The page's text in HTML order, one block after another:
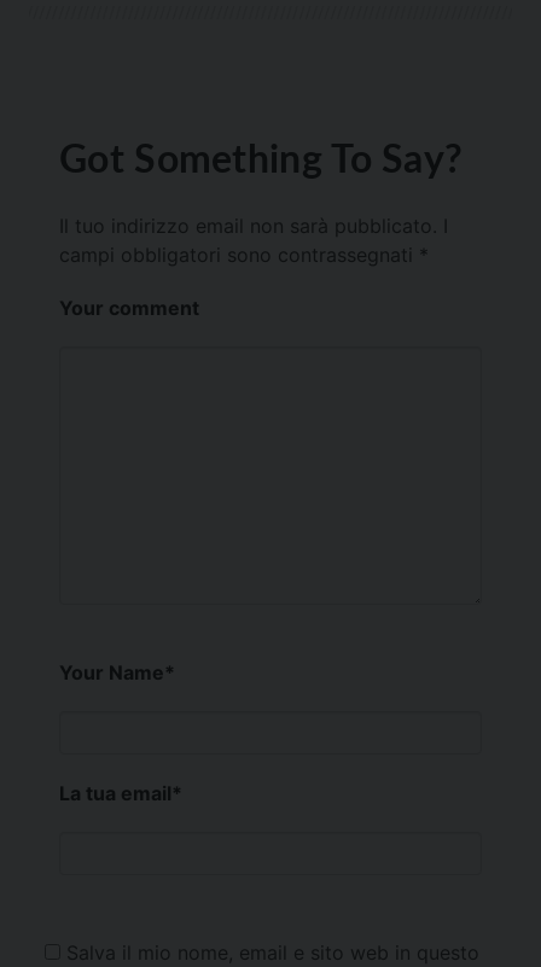
Got Something To Say?
Il tuo indirizzo email non sarà pubblicato.
campi obbligatori sono contrassegnati *
Your comment
Your Name*
La tua email*
Salva il mio nome, email e sito web in questo